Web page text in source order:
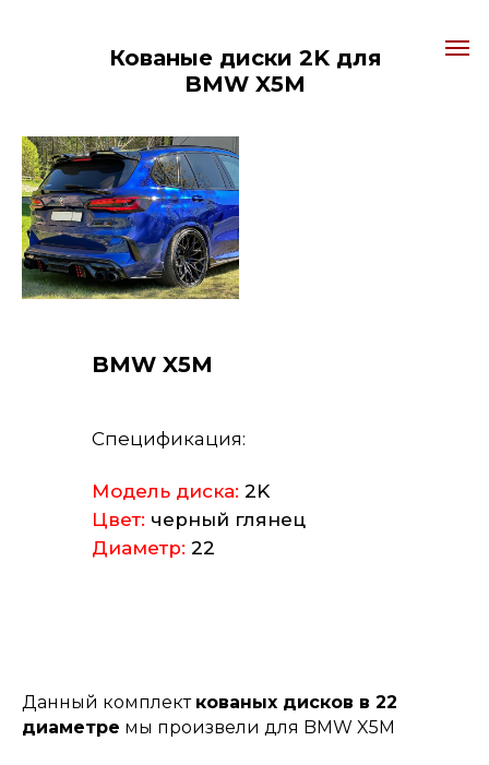
Кованые диски 2K для
BMW X5M
Спецификация:
Модель диска: 2K
Цвет: черный глянец
Диаметр: 22
BMW X5M
Данный комплект кованых дисков в 22
диаметре мы произвели для BMW X5M